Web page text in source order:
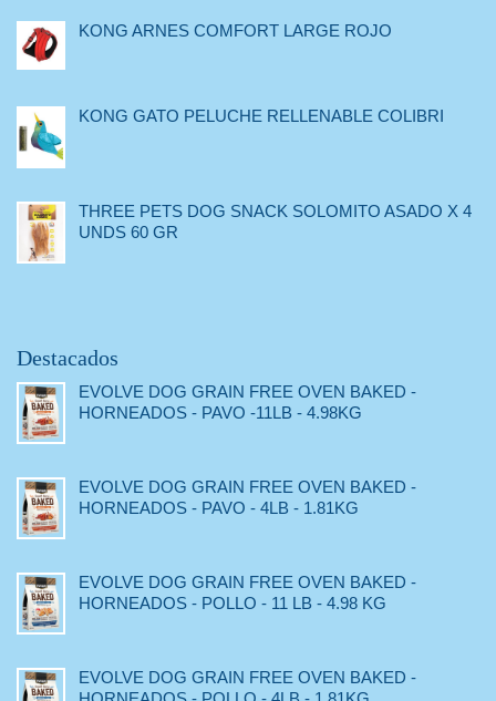
KONG ARNES COMFORT LARGE ROJO
KONG GATO PELUCHE RELLENABLE COLIBRI
THREE PETS DOG SNACK SOLOMITO ASADO X 4
UNDS 60 GR
Destacados
EVOLVE DOG GRAIN FREE OVEN BAKED -
HORNEADOS - PAVO -11LB - 4.98KG
EVOLVE DOG GRAIN FREE OVEN BAKED -
HORNEADOS - PAVO - 4LB - 1.81KG
EVOLVE DOG GRAIN FREE OVEN BAKED -
HORNEADOS - POLLO - 11 LB - 4.98 KG
EVOLVE DOG GRAIN FREE OVEN BAKED -